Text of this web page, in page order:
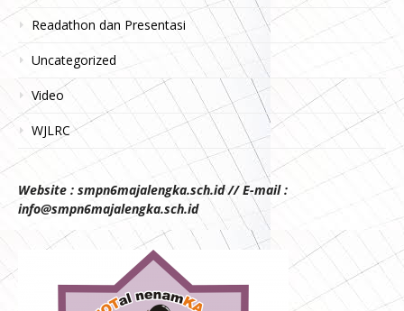
Readathon dan Presentasi
Uncategorized
Video
WJLRC
Website : smpn6majalengka.sch.id // E-mail :
info@smpn6majalengka.sch.id